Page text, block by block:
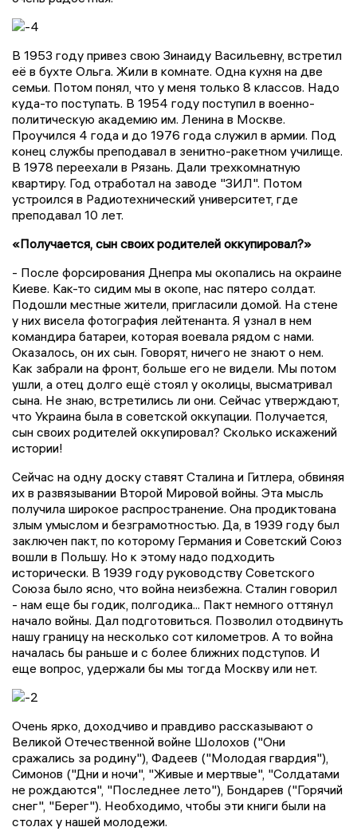
В 1953 году привез свою Зинаиду Васильевну, встретил
её в бухте Ольга. Жили в комнате. Одна кухня на две
семьи. Потом понял, что у меня только 8 классов. Надо
куда-то поступать. В 1954 году поступил в военно-
политическую академию им. Ленина в Москве.
Проучился 4 года и до 1976 года служил в армии. Под
конец службы преподавал в зенитно-ракетном училище.
В 1978 переехали в Рязань. Дали трехкомнатную
квартиру. Год отработал на заводе "ЗИЛ". Потом
устроился в Радиотехнический университет, где
преподавал 10 лет.
«Получается, сын своих родителей оккупировал?»
- После форсирования Днепра мы окопались на окраине
Киеве. Как-то сидим мы в окопе, нас пятеро солдат.
Подошли местные жители, пригласили домой. На стене
у них висела фотография лейтенанта. Я узнал в нем
командира батареи, которая воевала рядом с нами.
Оказалось, он их сын. Говорят, ничего не знают о нем.
Как забрали на фронт, больше его не видели. Мы потом
ушли, а отец долго ещё стоял у околицы, высматривал
сына. Не знаю, встретились ли они. Сейчас утверждают,
что Украина была в советской оккупации. Получается,
сын своих родителей оккупировал? Сколько искажений
истории!
Сейчас на одну доску ставят Сталина и Гитлера, обвиняя
их в развязывании Второй Мировой войны. Эта мысль
получила широкое распространение. Она продиктована
злым умыслом и безграмотностью. Да, в 1939 году был
заключен пакт, по которому Германия и Советский Союз
вошли в Польшу. Но к этому надо подходить
исторически. В 1939 году руководству Советского
Союза было ясно, что война неизбежна. Сталин говорил
- нам еще бы годик, полгодика... Пакт немного оттянул
начало войны. Дал подготовиться. Позволил отодвинуть
нашу границу на несколько сот километров. А то война
началась бы раньше и с более ближних подступов. И
еще вопрос, удержали бы мы тогда Москву или нет.
Очень ярко, доходчиво и правдиво рассказывают о
Великой Отечественной войне Шолохов ("Они
сражались за родину"), Фадеев ("Молодая гвардия"),
Симонов ("Дни и ночи", "Живые и мертвые", "Солдатами
не рождаются", "Последнее лето"), Бондарев ("Горячий
снег", "Берег"). Необходимо, чтобы эти книги были на
столах у нашей молодежи.